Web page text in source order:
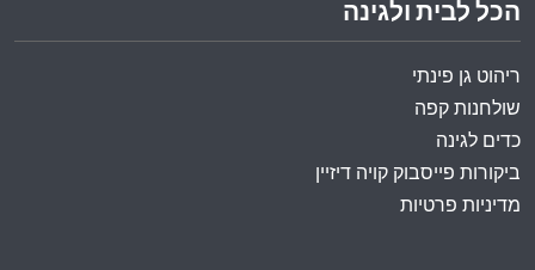
הכל לבית ולגינה
ריהוט גן פינתי
שולחנות קפה
כדים לגינה
ביקורות פייסבוק קויה דיזיין
מדיניות פרטיות